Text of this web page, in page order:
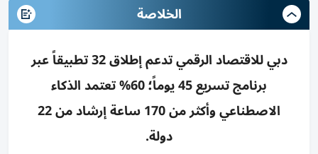
الخلاصة
دبي للاقتصاد الرقمي تدعم إطلاق 32 تطبيقاً عبر
برنامج تسريع 45 يوماً؛ 60% تعتمد الذكاء
الاصطناعي وأكثر من 170 ساعة إرشاد من 22
دولة.